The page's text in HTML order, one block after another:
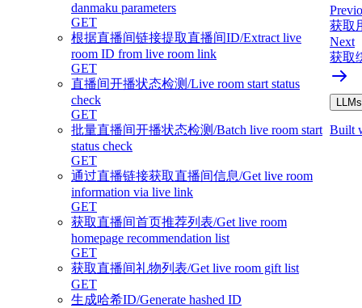
danmaku parameters
GET
根据直播间链接提取直播间ID/Extract live
room ID from live room link
GET
直播间开播状态检测/Live room start status
check
GET
批量直播间开播状态检测/Batch live room start
status check
GET
通过直播链接获取直播间信息/Get live room
information via live link
GET
获取直播间首页推荐列表/Get live room
homepage recommendation list
GET
获取直播间礼物列表/Get live room gift list
GET
生成哈希ID/Generate hashed ID
获取
Next
获取
Built